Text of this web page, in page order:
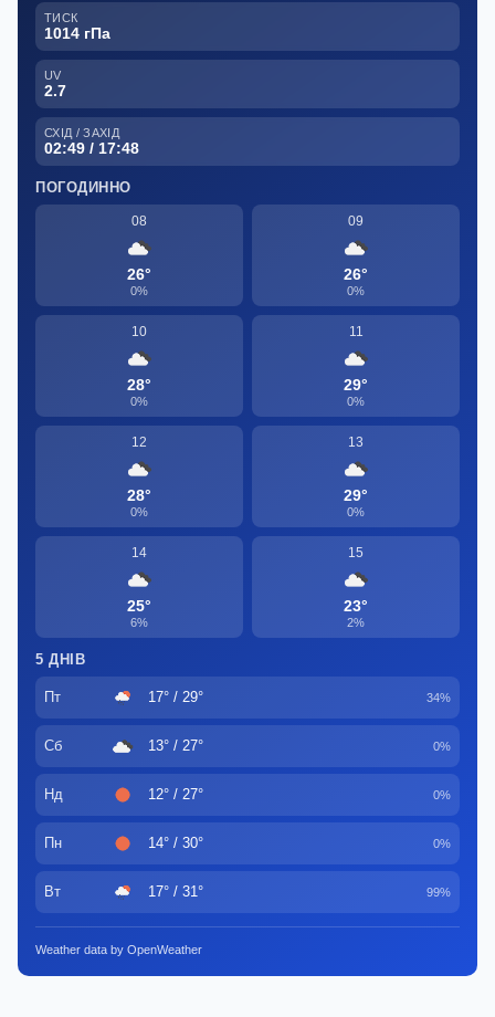
ТИСК
1014 гПа
UV
2.7
СХІД / ЗАХІД
02:49 / 17:48
ПОГОДИННО
08
26°
0%
09
26°
0%
10
28°
0%
11
29°
0%
12
28°
0%
13
29°
0%
14
25°
6%
15
23°
2%
5 ДНІВ
Пт 17° / 29° 34%
Сб 13° / 27° 0%
Нд 12° / 27° 0%
Пн 14° / 30° 0%
Вт 17° / 31° 99%
Weather data by OpenWeather